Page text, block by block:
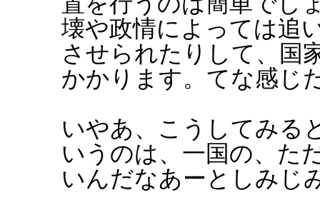
壊や政情によっては追
させられたりして、国
かかります。てな感じ
いやあ、こうしてみる
いうのは、一国の、た
いんだなあーとしみじ